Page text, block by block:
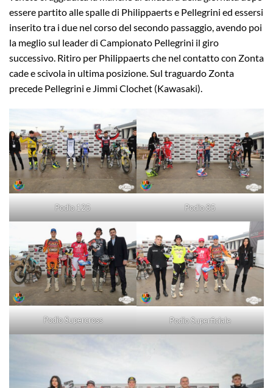
essere partito alle spalle di Philippaerts e Pellegrini ed essersi
inserito tra i due nel corso del secondo passaggio, avendo poi
la meglio sul leader di Campionato Pellegrini il giro
successivo. Ritiro per Philippaerts che nel contatto con Zonta
cade e scivola in ultima posizione. Sul traguardo Zonta
precede Pellegrini e Jimmi Clochet (Kawasaki).
Podio 125 Podio 85
Podio Supercross Podio Superficiale